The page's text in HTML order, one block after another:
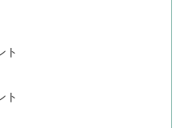
ト
ト